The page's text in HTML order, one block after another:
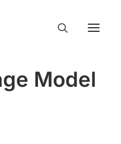
Model